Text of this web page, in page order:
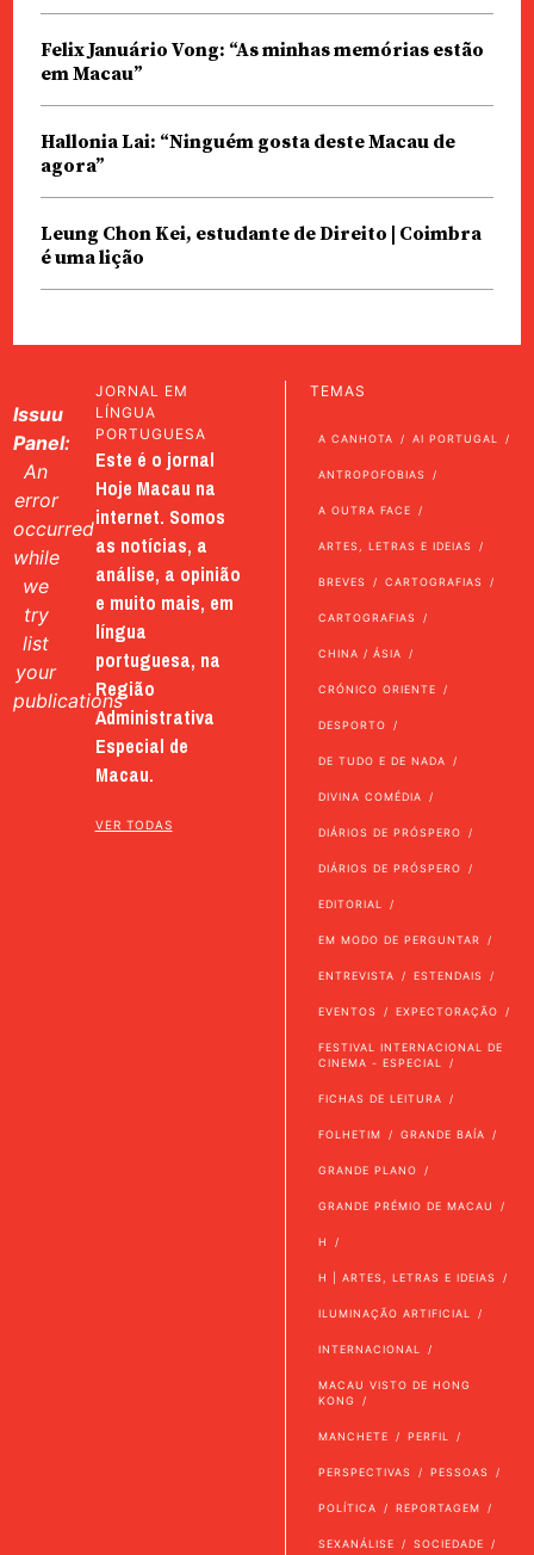
Felix Januário Vong: “As minhas memórias estão
em Macau”
Hallonia Lai: “Ninguém gosta deste Macau de
agora”
Leung Chon Kei, estudante de Direito | Coimbra
é uma lição
Issuu
Panel:
An
error
occurred
while
we
try
list
your
publications
JORNAL EM
LÍNGUA
PORTUGUESA
Este é o jornal
Hoje Macau na
internet. Somos
as notícias, a
análise, a opinião
e muito mais, em
língua
portuguesa, na
Região
Administrativa
Especial de
Macau.
VER TODAS
TEMAS
A CANHOTA AI PORTUGAL
ANTROPOFOBIAS
A OUTRA FACE
ARTES, LETRAS E IDEIAS
BREVES CARTOGRAFIAS
CARTOGRAFIAS
CHINA / ÁSIA
CRÓNICO ORIENTE
DESPORTO
DE TUDO E DE NADA
DIVINA COMÉDIA
DIÁRIOS DE PRÓSPERO
DIÁRIOS DE PRÓSPERO
EDITORIAL
EM MODO DE PERGUNTAR
ENTREVISTA ESTENDAIS
EVENTOS EXPECTORAÇÃO
FESTIVAL INTERNACIONAL DE
CINEMA - ESPECIAL
FICHAS DE LEITURA
FOLHETIM GRANDE BAÍA
GRANDE PLANO
GRANDE PRÉMIO DE MACAU
H
H | ARTES, LETRAS E IDEIAS
ILUMINAÇÃO ARTIFICIAL
INTERNACIONAL
MACAU VISTO DE HONG
KONG
MANCHETE PERFIL
PERSPECTIVAS PESSOAS
POLÍTICA REPORTAGEM
SEXANÁLISE SOCIEDADE